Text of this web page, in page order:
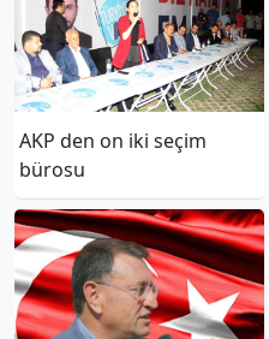
AKP den on iki seçim
bürosu